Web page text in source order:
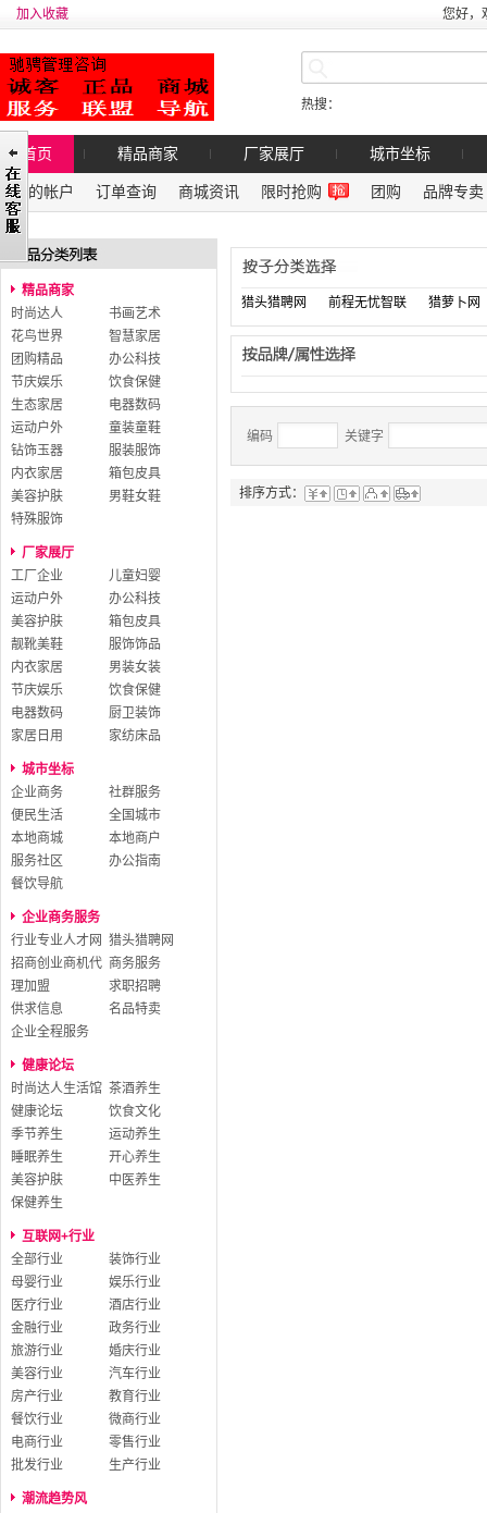
加入收藏 您好，
热搜：
首页 精品商家 厂家展厅 城市坐标
我的帐户 订单查询 商城资讯 限时抢购 团购 品牌专卖
精品商家
时尚达人
书画艺术
花鸟世界
智慧家居
团购精品
办公科技
节庆娱乐
饮食保健
生态家居
电器数码
运动户外
童装童鞋
钻饰玉器
服装服饰
内衣家居
箱包皮具
美容护肤
男鞋女鞋
特殊服饰
厂家展厅
工厂企业
儿童妇婴
运动户外
办公科技
美容护肤
箱包皮具
靓靴美鞋
服饰饰品
内衣家居
男装女装
节庆娱乐
饮食保健
电器数码
厨卫装饰
家居日用
家纺床品
城市坐标
企业商务
社群服务
便民生活
全国城市
本地商城
本地商户
服务社区
办公指南
餐饮导航
企业商务服务
行业专业人才网 猎头猎聘网
招商创业商机代
理加盟
商务服务
求职招聘
供求信息
名品特卖
企业全程服务
健康论坛
时尚达人生活馆 茶酒养生
健康论坛
饮食文化
季节养生
运动养生
睡眠养生
开心养生
美容护肤
中医养生
保健养生
互联网+行业
全部行业
装饰行业
母婴行业
娱乐行业
医疗行业
酒店行业
金融行业
政务行业
旅游行业
婚庆行业
美容行业
汽车行业
房产行业
教育行业
餐饮行业
微商行业
电商行业
零售行业
批发行业
生产行业
潮流趋势风
猎头猎聘网 前程无忧智联 猎萝卜网
编码 关键字
排序方式：